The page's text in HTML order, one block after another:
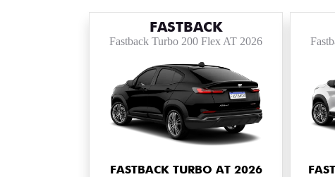
FASTBACK
Fastback Turbo 200 Flex AT 2026
FASTBACK TURBO AT 2026